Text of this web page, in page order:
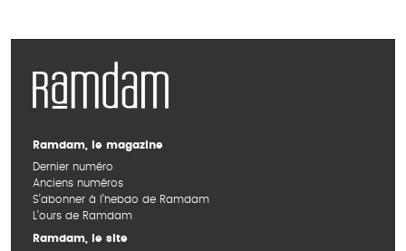
Ramdam, le magazine
Dernier numéro
Anciens numéros
S’abonner à l’hebdo de Ramdam
L’ours de Ramdam
Ramdam, le site